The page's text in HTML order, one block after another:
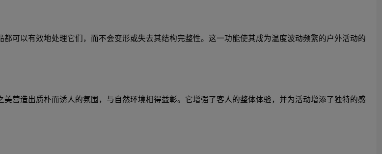
可以有效地处理它们，而不会变形或失去其结构完整性。这一功能使其成为温度波动频繁的户外活动的
营造出质朴而诱人的氛围，与自然环境相得益彰。它增强了客人的整体体验，并为活动增添了独特的感